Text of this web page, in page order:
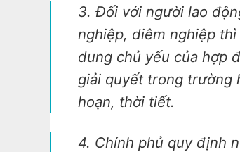
3. Đối với người lao
nghiệp, diêm nghiệp
dung chủ yếu của hợp
giải quyết trong trường
hoạn, thời tiết.
4. Chính phủ quy định